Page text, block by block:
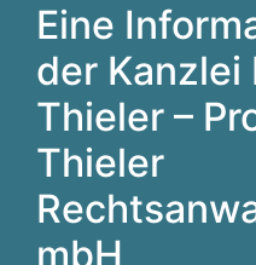
Eine
der Kanzlei
Thieler –
Thieler
mbH